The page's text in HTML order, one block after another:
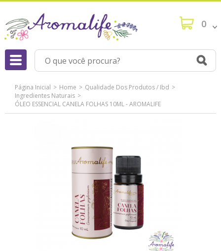
0
Página Inicial Home
Qualidade Dos Produtos / Ibd
Ingredientes Naturais
ÓLEO ESSENCIAL CANELA FOLHAS 10ML - AROMALIFE